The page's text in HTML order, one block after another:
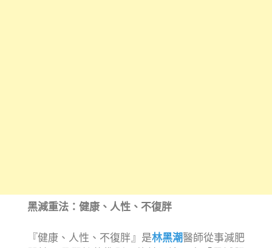
黑減重法：健康、人性、不復胖
『健康、人性、不復胖』是林黑潮醫師從事減肥